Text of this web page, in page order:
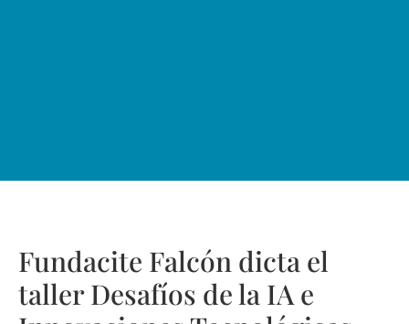
Fundacite Falcón dicta el
taller Desafíos de la IA e